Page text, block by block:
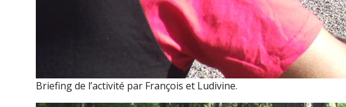
Briefing de l’activité par François et Ludivine.